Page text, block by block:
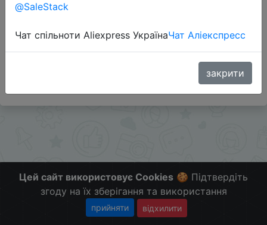
Слідкуйте за знижками на мобільному, в телеграм
Цей сайт використовує Cookies 🍪 Підтвердіть
згоду на їх зберігання та використання
прийняти відхилити
@SaleStack
Чат спільноти Aliexpress УкраїнаЧат Аліекспресс
закрити